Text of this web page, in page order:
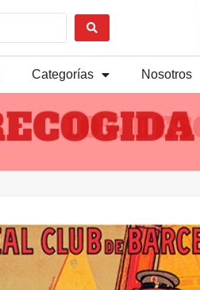
Categorías Nosotros